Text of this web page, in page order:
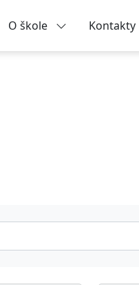
O škole Kontakty